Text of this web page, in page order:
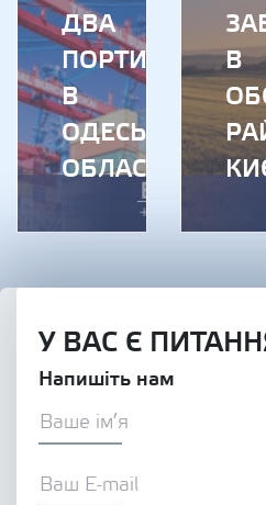
ДВА
ПОРТИ
В
ОДЕСЬКІЙ
ОБЛАСТІ
В
У ВАС Є
Напишіть нам